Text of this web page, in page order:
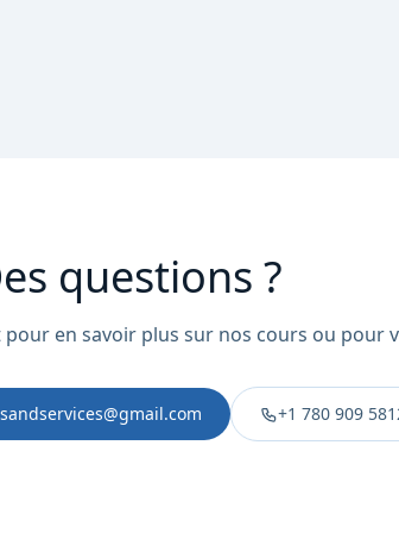
questions ?
en savoir plus sur nos cours ou pour
+1 780 909